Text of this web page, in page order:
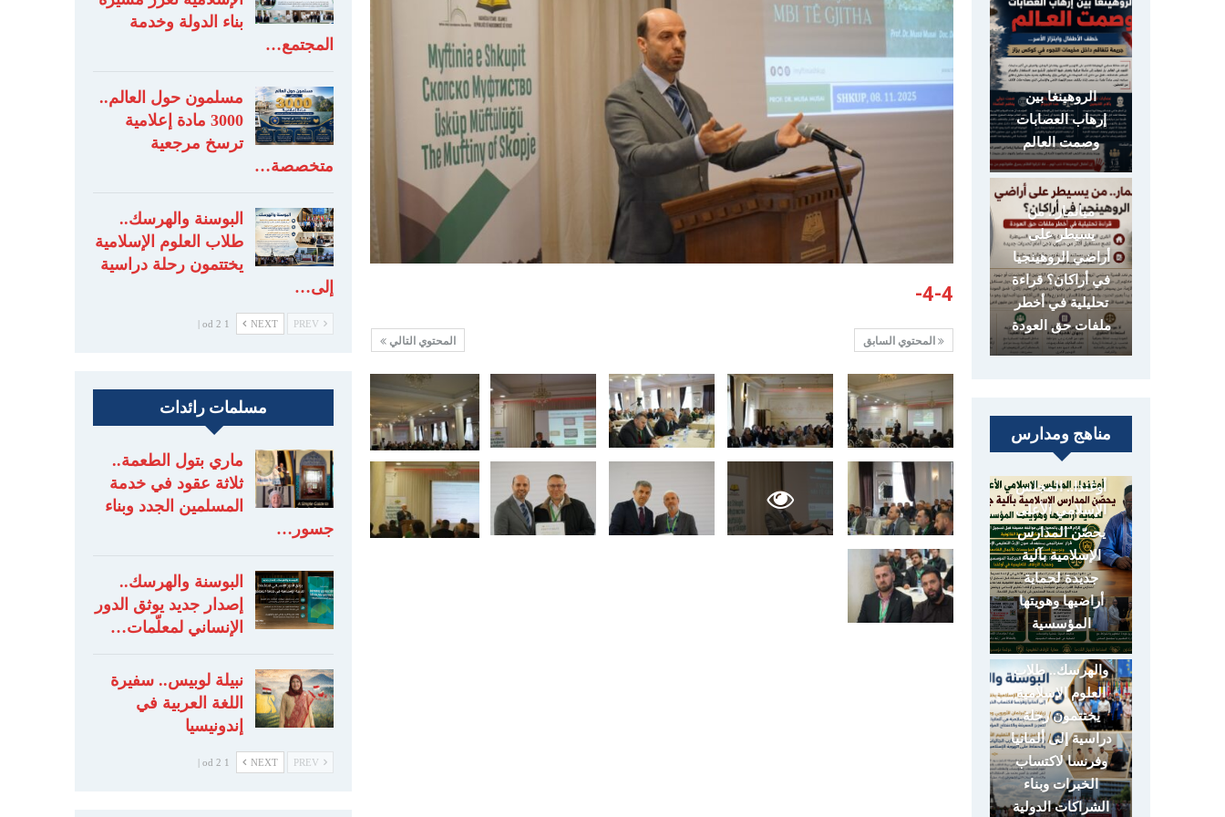
4-4-
المحتوي التالي المحتوي السابق
بناء الدولة وخدمة
المجتمع…
مسلمون حول العالم..
3000 مادة إعلامية
ترسخ مرجعية
متخصصة…
البوسنة والهرسك..
طلاب العلوم الإسلامية
يختتمون رحلة دراسية
إلى…
NEXT
1 od 2 |
مسلمات رائدات
ماري بتول الطعمة..
ثلاثة عقود في خدمة
المسلمين الجدد وبناء
جسور…
البوسنة والهرسك..
إصدار جديد يوثق الدور
الإنساني لمعلّمات…
نبيلة لوبيس.. سفيرة
اللغة العربية في
إندونيسيا
NEXT
1 od 2 |
الروهينغا بين
إرهاب العصابات
وصمت العالم
ميانمار.. من
يسيطر على
أراضي الروهينجيا
في أراكان؟ قراءة
تحليلية في أخطر
ملفات حق العودة
مناهج ومدارس
أوغندا.. المجلس
الإسلامي الأعلى
يحصّن المدارس
الإسلامية بآلية
جديدة لحماية
أراضيها وهويتها
المؤسسية
البوسنة
والهرسك.. طلاب
العلوم الإسلامية
يختتمون رحلة
دراسية إلى ألمانيا
وفرنسا لاكتساب
الخبرات وبناء
الشراكات الدولية